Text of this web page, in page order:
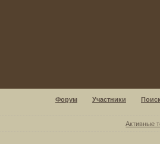
Форум Участники
Активные